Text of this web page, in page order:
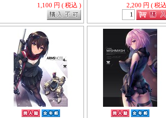
1,100 円 ( 税込 ) 2,200 円 ( 税